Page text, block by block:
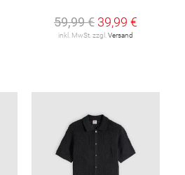
59,99 € 39,99 €
inkl. MwSt. zzgl. Versand